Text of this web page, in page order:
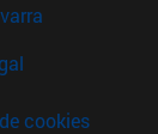
cookies